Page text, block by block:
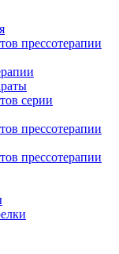
прессотерапии
серии
прессотерапии
прессотерапии